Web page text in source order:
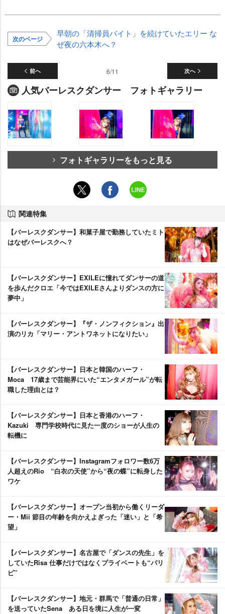
次のページ
早朝の「清掃員バイト」を続けていたエリー な
ぜ夜の六本木へ？
前へ 次へ
6/11
人気バーレスクダンサー フォトギャラリー
フォトギャラリーをもっと見る
関連特集
【バーレスクダンサー】和菓子屋で勤務していたミト
はなぜバーレスクへ？
【バーレスクダンサー】EXILEに憧れてダンサーの道
を歩んだクロエ「今ではEXILEさんよりダンスの方に
夢中」
【バーレスクダンサー】『ザ・ノンフィクション』出
演のリカ「マリー・アントワネットになりたい」
【バーレスクダンサー】日本と韓国のハーフ・
Moca 17歳まで芸能界にいた“エンタメガール”が転
職した理由とは？
【バーレスクダンサー】日本と香港のハーフ・
Kazuki 専門学校時代に見た一度のショーが人生の
転機に
【バーレスクダンサー】Instagramフォロワー数6万
人超えのRio “白衣の天使”から“夜の蝶”に転身した
ワケ
【バーレスクダンサー】オープン当初から働くリーダ
ー・Mii 節目の年齢を向かえよぎった「迷い」と「希
望」
【バーレスクダンサー】名古屋で「ダンスの先生」を
していたRisa 仕事だけではなくプライベートも“パリ
ピ”
【バーレスクダンサー】地元・群馬で「普通の日常」
を送っていたSena ある日を境に人生が一変